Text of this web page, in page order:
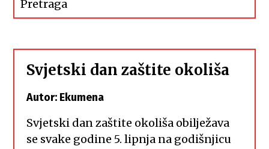
Svjetski dan zaštite okoliša
Autor: Ekumena
Svjetski dan zaštite okoliša obilježava
se svake godine 5. lipnja na godišnjicu